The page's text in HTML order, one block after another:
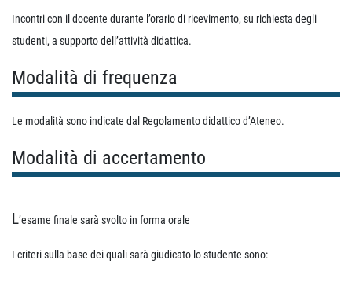
Incontri con il docente durante l’orario di ricevimento, su richiesta degli
studenti, a supporto dell’attività didattica.
Modalità di frequenza
Le modalità sono indicate dal Regolamento didattico d’Ateneo.
Modalità di accertamento
L’esame finale sarà svolto in forma orale
I criteri sulla base dei quali sarà giudicato lo studente sono: